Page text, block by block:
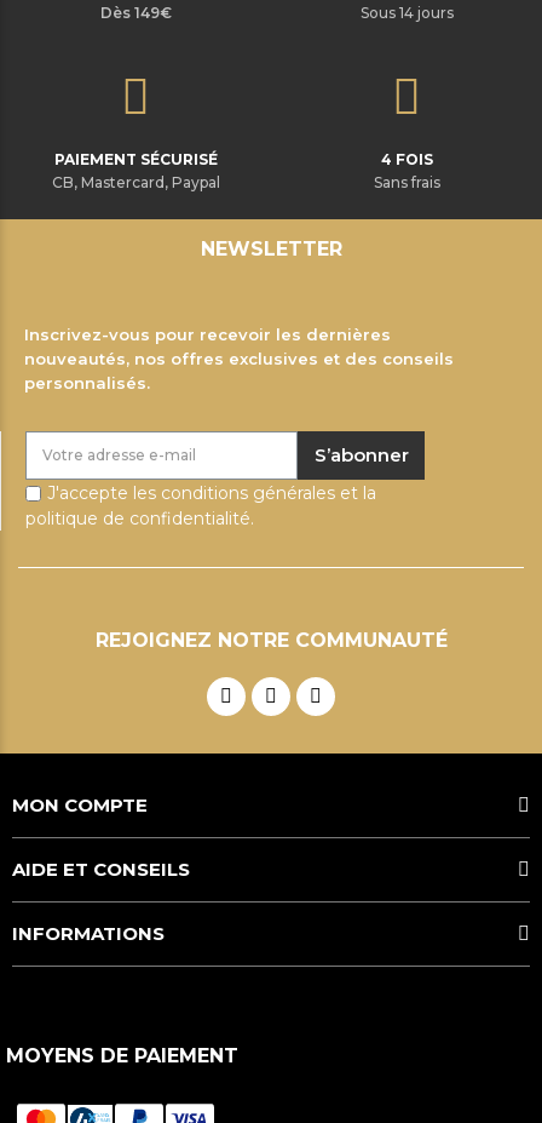
Dès 149€
Sous 14 jours
PAIEMENT SÉCURISÉ
CB, Mastercard, Paypal
4 FOIS
Sans frais
NEWSLETTER
Inscrivez-vous pour recevoir les dernières
nouveautés, nos offres exclusives et des conseils
personnalisés.
S’abonner
J'accepte les conditions générales et la
politique de confidentialité.
REJOIGNEZ NOTRE COMMUNAUTÉ
MON COMPTE
AIDE ET CONSEILS
INFORMATIONS
MOYENS DE PAIEMENT